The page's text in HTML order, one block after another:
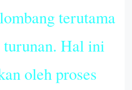
terutama
turunan. Hal ini
oleh proses